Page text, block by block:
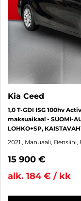
Kia Ceed
1,0 T-GDI ISG 100hv
maksuaikaa! - SUOMI-
LOHKO+SP,
2021 , Manuaali,
15 900 €
alk. 184 € / kk